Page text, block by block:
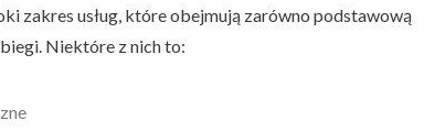
zakres usług, które obejmują zarówno podstawową
Niektóre z nich to: